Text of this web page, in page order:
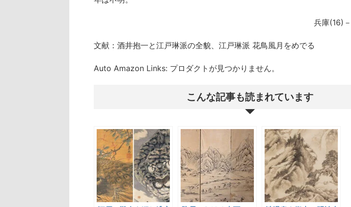
兵庫(16)－
文献：酒井抱一と江戸琳派の全貌、江戸琳派 花鳥風月をめでる
Auto Amazon Links: プロダクトが見つかりません。
こんな記事も読まれています